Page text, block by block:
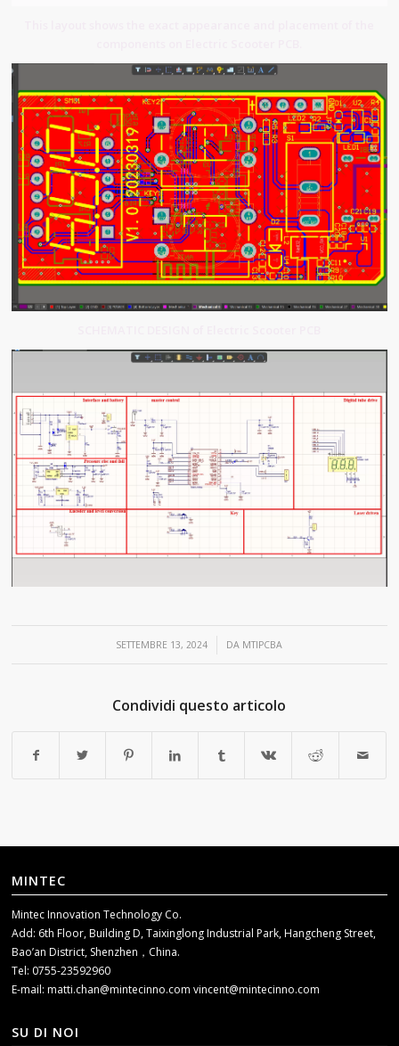
SETTEMBRE 13, 2024
/ DA MTIPCBA
Condividi questo articolo
MINTEC
Mintec Innovation Technology Co.
Add: 6th Floor, Building D, Taixinglong Industrial Park, Hangcheng Street,
Bao’an District, Shenzhen，China.
Tel: 0755-23592960
E-mail:matti.chan@mintecinno.comvincent@mintecinno.com
SU DI NOI